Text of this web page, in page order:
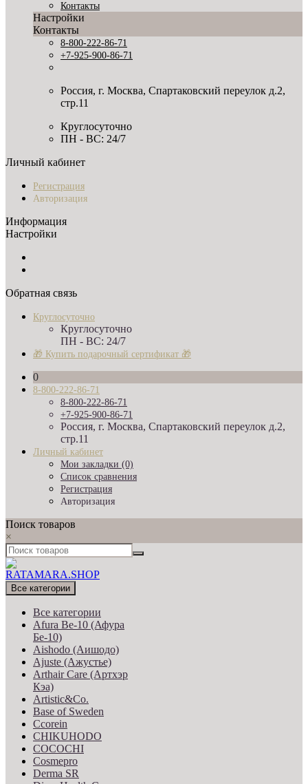
Контакты
Настройки
Контакты
8-800-222-86-71
+7-925-900-86-71
Россия, г. Москва, Спартаковский переулок д.2,
стр.11
Круглосуточно
ПН - ВС: 24/7
Личный кабинет
Регистрация
Авторизация
Информация
Настройки
Обратная связь
Круглосуточно
Круглосуточно
ПН - ВС: 24/7
🎁 Купить подарочный сертификат 🎁
0
8-800-222-86-71
8-800-222-86-71
+7-925-900-86-71
Россия, г. Москва, Спартаковский переулок д.2,
стр.11
Личный кабинет
Мои закладки (0)
Список сравнения
Регистрация
Авторизация
Поиск товаров
×
Все категории
Все категории
Afura Be-10 (Афура
Бе-10)
Aishodo (Аишодо)
Ajuste (Ажустье)
Arthair Care (Артхэр
Кэа)
Artistic&Co.
Base of Sweden
Ccorein
CHIKUHODO
COCOCHI
Cosmepro
Derma SR